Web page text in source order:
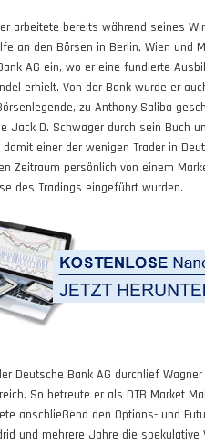
arbeitete bereits während seines
an den Börsen in Berlin, Wien und
AG ein, wo er eine fundierte
erhielt. Von der Bank wurde er
zu Anthony Saliba
Jack D. Schwager durch sein Buch
einer der wenigen Trader in
Zeitraum persönlich von einem
des Tradings eingeführt wurden.
Deutsche Bank AG durchlief
So betreute er als DTB Market
anschließend den Options- und
und mehrere Jahre die spekulative